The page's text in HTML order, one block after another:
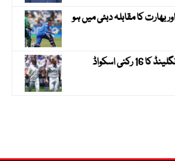
پاکستان اور بھارت کا مقابلہ دبئی میں ہو
پاکستان کیخلاف ٹیسٹ سیریز ، انگلینڈ کا 16 رکنی اسکواڈ